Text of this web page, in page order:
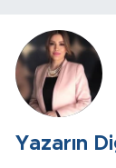
Yazarın